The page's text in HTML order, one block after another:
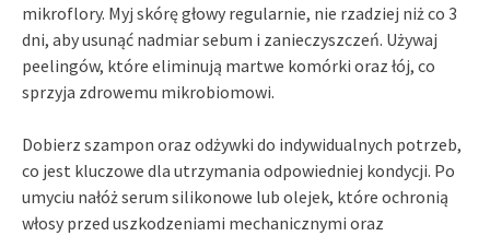
mikroflory. Myj skórę głowy regularnie, nie rzadziej niż co 3
dni, aby usunąć nadmiar sebum i zanieczyszczeń. Używaj
peelingów, które eliminują martwe komórki oraz łój, co
sprzyja zdrowemu mikrobiomowi.
Dobierz szampon oraz odżywki do indywidualnych potrzeb,
co jest kluczowe dla utrzymania odpowiedniej kondycji. Po
umyciu nałóż serum silikonowe lub olejek, które ochronią
włosy przed uszkodzeniami mechanicznymi oraz